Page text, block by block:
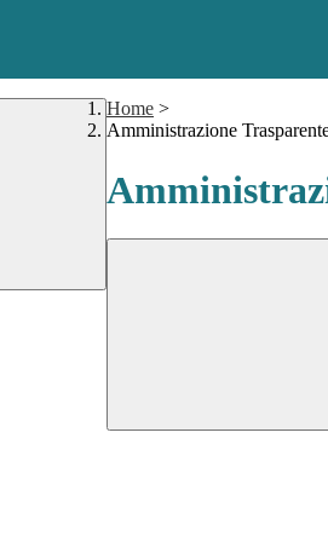
Home >
Amministrazione